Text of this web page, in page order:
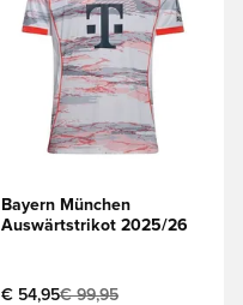
Bayern München
Auswärtstrikot 2025/26
€ 54,95€ 99,95